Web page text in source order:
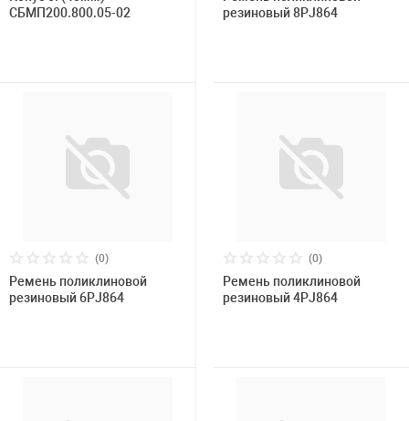
СБМП200.800.05-02
резиновый 8РJ864
(0)
Ремень поликлиновой
резиновый 6РJ864
(0)
Ремень поликлиновой
резиновый 4РJ864